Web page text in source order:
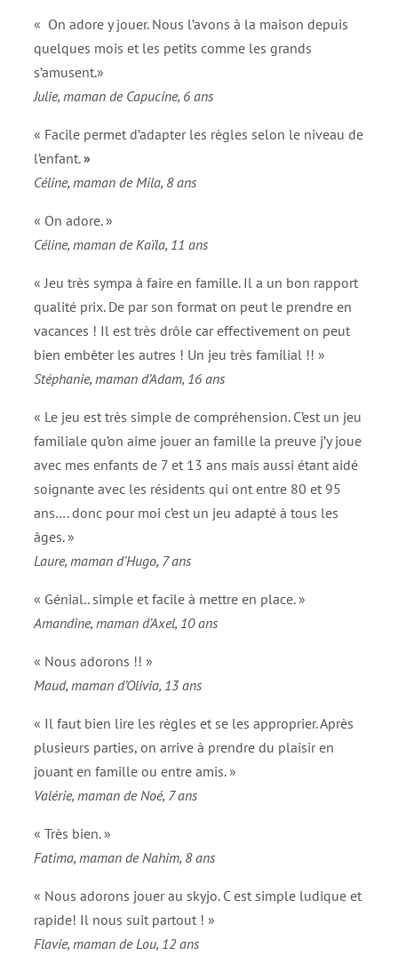
« On adore y jouer. Nous l’avons à la maison depuis
quelques mois et les petits comme les grands
s’amusent.»
Julie, maman de Capucine, 6 ans
« Facile permet d’adapter les règles selon le niveau de
l’enfant.»
Céline, maman de Mila, 8 ans
« On adore. »
Céline, maman de Kaïla, 11 ans
« Jeu très sympa à faire en famille. Il a un bon rapport
qualité prix. De par son format on peut le prendre en
vacances ! Il est très drôle car effectivement on peut
bien embêter les autres ! Un jeu très familial !! »
Stéphanie, maman d’Adam, 16 ans
« Le jeu est très simple de compréhension. C’est un jeu
familiale qu’on aime jouer an famille la preuve j’y joue
avec mes enfants de 7 et 13 ans mais aussi étant aidé
soignante avec les résidents qui ont entre 80 et 95
ans…. donc pour moi c’est un jeu adapté à tous les
âges. »
Laure, maman d’Hugo, 7 ans
« Génial.. simple et facile à mettre en place. »
Amandine, maman d’Axel, 10 ans
« Nous adorons !! »
Maud, maman d’Olivia, 13 ans
« Il faut bien lire les règles et se les approprier. Après
plusieurs parties, on arrive à prendre du plaisir en
jouant en famille ou entre amis. »
Valérie, maman de Noé, 7 ans
« Très bien. »
Fatima, maman de Nahim, 8 ans
« Nous adorons jouer au skyjo. C est simple ludique et
rapide! Il nous suit partout ! »
Flavie, maman de Lou, 12 ans